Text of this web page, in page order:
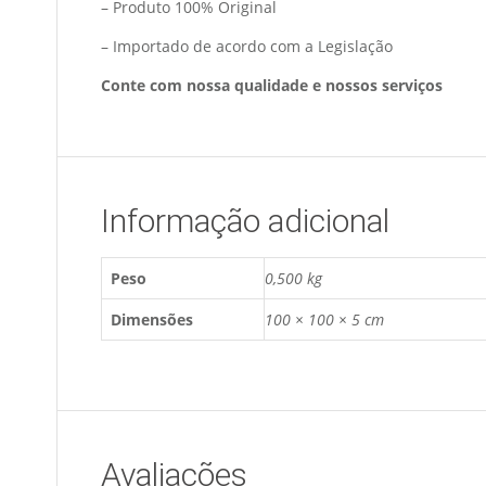
– Produto 100% Original
– Importado de acordo com a Legislação
Conte com nossa qualidade e nossos serviços
Informação adicional
Peso
0,500 kg
Dimensões
100 × 100 × 5 cm
Avaliações